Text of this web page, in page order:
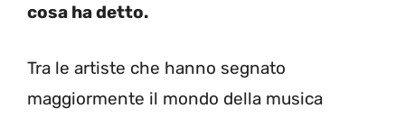
cosa ha detto.
Tra le artiste che hanno segnato
maggiormente il mondo della musica